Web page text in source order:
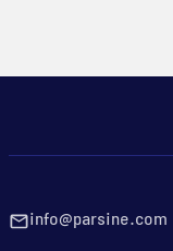
info@parsine.com